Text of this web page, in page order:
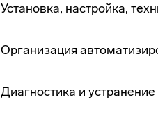
Установка, настройка,
Организация
Диагностика и